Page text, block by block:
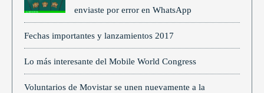
enviaste por error en WhatsApp
Fechas importantes y lanzamientos 2017
Lo más interesante del Mobile World Congress
Voluntarios de Movistar se unen nuevamente a la